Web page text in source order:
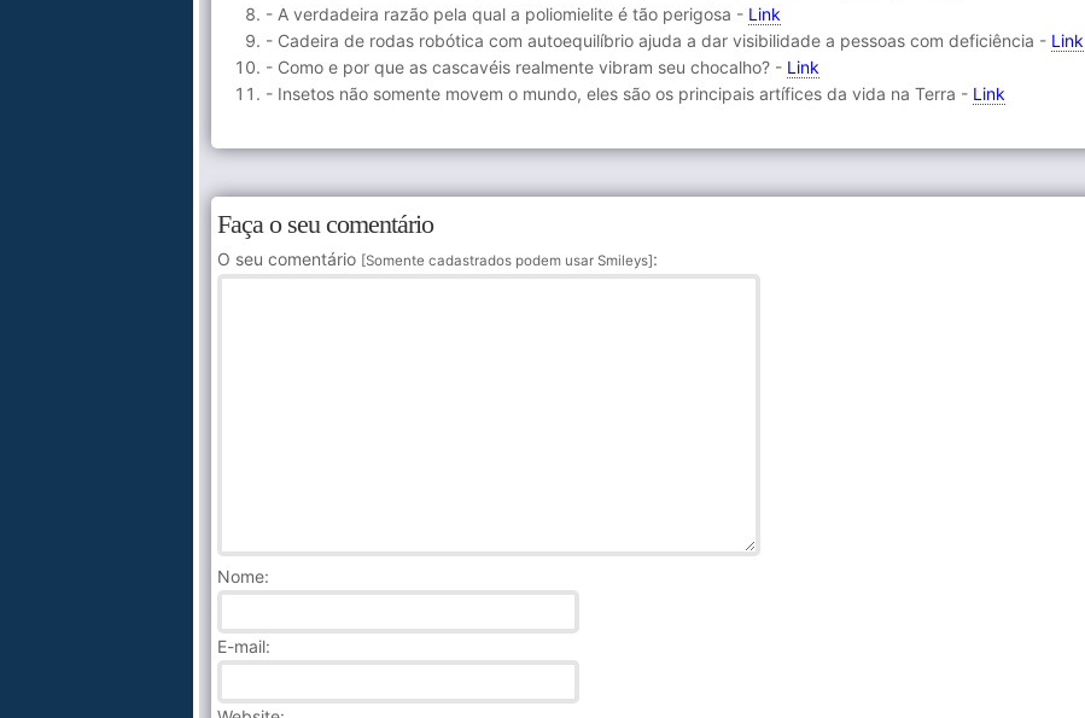
- A verdadeira razão pela qual a poliomielite é tão perigosa - Link
- Cadeira de rodas robótica com autoequilíbrio ajuda a dar visibilidade a pessoas com deficiência - Link
- Como e por que as cascavéis realmente vibram seu chocalho? - Link
- Insetos não somente movem o mundo, eles são os principais artífices da vida na Terra - Link
Faça o seu comentário
O seu comentário [Somente cadastrados podem usar Smileys] :
Nome:
E-mail: